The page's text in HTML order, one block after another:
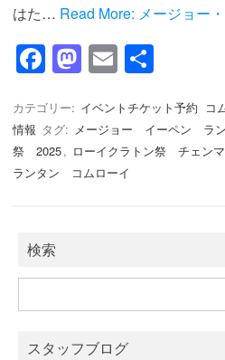
はた… Read More: メージョー
F
c
e
b
o
k
M
st
o
d
E
ail
カテゴリー: イベントチケット予約 コ
情報 タグ: メージョー イーペン ラ
祭 2025, ローイクラトン祭 チェ
ランタン コムローイ
検索
索:
スタッフブログ